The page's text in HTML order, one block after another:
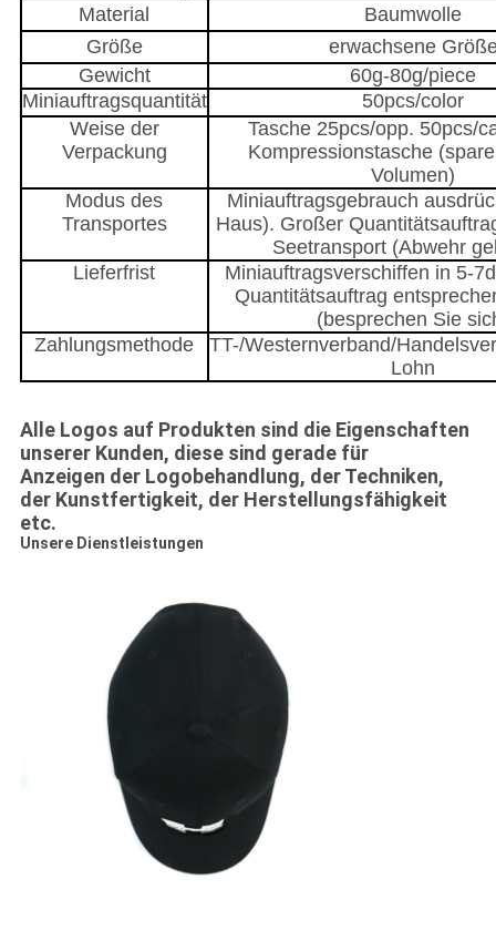
Material
Baumwolle
Größe
erwachsene
Gewicht
60g-80g/piece
Miniauftragsquantität
50pcs/color
Weise der
Verpackung
Tasche 25pcs/opp. 50pcs/
Kompressionstasche
Volumen)
Modus des
Transportes
Miniauftragsgebrauch
Haus). Großer
Seetransport (Abwehr
Lieferfrist
Miniauftragsverschiffen in 5-
Quantitätsauftrag
(besprechen Sie
Zahlungsmethode
TT-/Westernverband/
Lohn
Alle Logos auf Produkten sind die Eigenschaften
unserer Kunden, diese sind gerade für
Anzeigen der Logobehandlung, der Techniken,
der Kunstfertigkeit, der Herstellungsfähigkeit
etc.
Unsere Dienstleistungen